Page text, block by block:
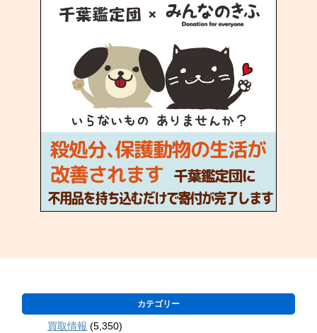
カテゴリー
買取情報 (5,350)